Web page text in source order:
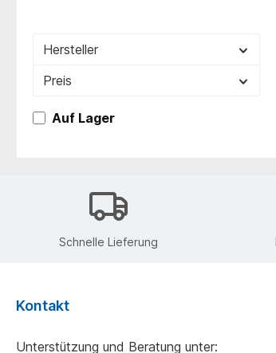
Hersteller
Preis
Auf Lager
Schnelle Lieferung
Kontakt
Unterstützung und Beratung unter: